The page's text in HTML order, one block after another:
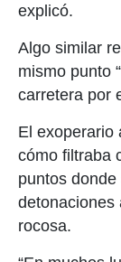
explicó.
Algo similar
mismo punto
carretera por
El exoperario
cómo filtraba
puntos
detonaciones
rocosa.